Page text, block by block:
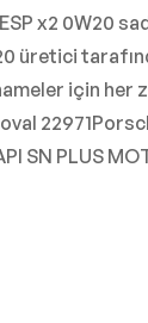
x2 0W20
üretici
için her
PLUS